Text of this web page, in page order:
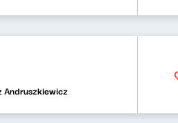
Andruszkiewicz